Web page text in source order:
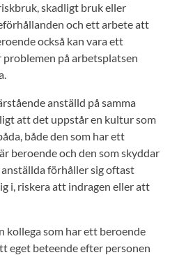
skadligt bruk eller
och ett arbete att
också kan vara ett
på arbetsplatsen
anställd på samma
att det uppstår en kultur som
både den som har ett
beroende och den som skyddar
förhåller sig oftast
i, riskera att indragen eller att
kollega som har ett beroende
eget beteende efter personen